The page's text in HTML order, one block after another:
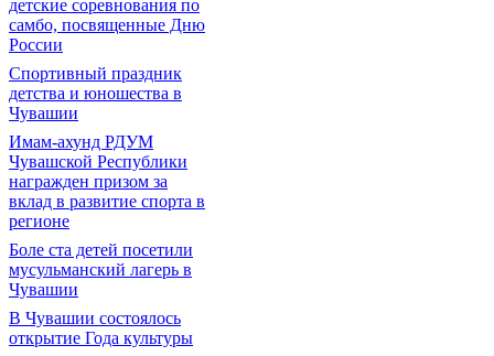
детские соревнования по
самбо, посвященные Дню
России
Спортивный праздник
детства и юношества в
Чувашии
Имам-ахунд РДУМ
Чувашской Республики
награжден призом за
вклад в развитие спорта в
регионе
Боле ста детей посетили
мусульманский лагерь в
Чувашии
В Чувашии состоялось
открытие Года культуры